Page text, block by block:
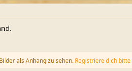
als Anhang zu sehen. Registriere dich